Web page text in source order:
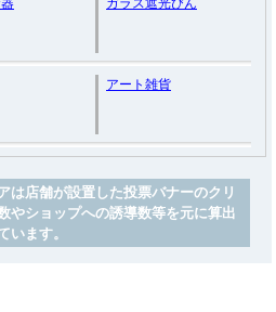
ガラス遮光びん
アート雑貨
は店舗が設置した投票バナーのクリ
やショップへの誘導数等を元に算出
います。